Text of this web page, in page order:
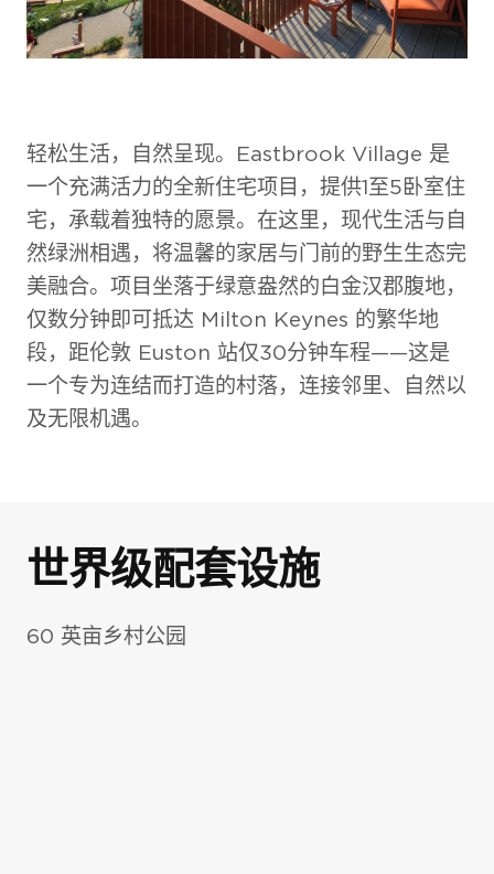
轻松生活，自然呈现。Eastbrook Village 是
一个充满活力的全新住宅项目，提供1至5卧室住
宅，承载着独特的愿景。在这里，现代生活与自
然绿洲相遇，将温馨的家居与门前的野生生态完
美融合。项目坐落于绿意盎然的白金汉郡腹地，
仅数分钟即可抵达 Milton Keynes 的繁华地
段，距伦敦 Euston 站仅30分钟车程——这是
一个专为连结而打造的村落，连接邻里、自然以
及无限机遇。
世界级配套设施
60 英亩乡村公园
照片库